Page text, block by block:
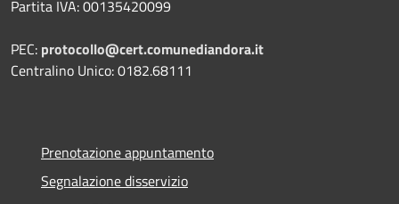
Partita IVA: 00135420099
PEC: protocollo@cert.comunediandora.it
Centralino Unico: 0182.68111
Prenotazione appuntamento
Segnalazione disservizio